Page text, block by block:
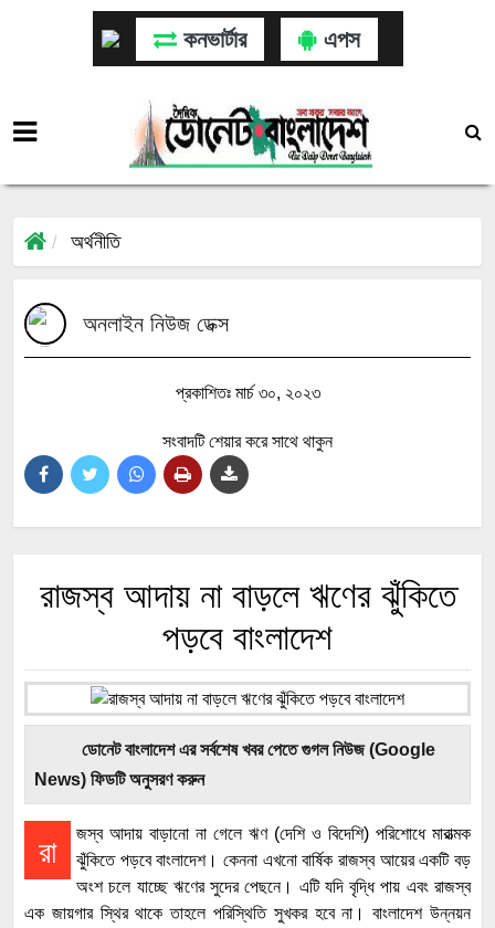
কনভার্টার এপস
অর্থনীতি
অনলাইন নিউজ ডেক্স
প্রকাশিতঃ মার্চ ৩০, ২০২৩
সংবাদটি শেয়ার করে সাথে থাকুন
রাজস্ব আদায় না বাড়লে ঋণের ঝুঁকিতে
পড়বে বাংলাদেশ
ডোনেট বাংলাদেশ এর সর্বশেষ খবর পেতে গুগল নিউজ (Google
News) ফিডটি অনুসরণ করুন
রা
জস্ব আদায় বাড়ানো না গেলে ঋণ (দেশি ও বিদেশি) পরিশোধে মারাত্মক
ঝুঁকিতে পড়বে বাংলাদেশ। কেননা এখনো বার্ষিক রাজস্ব আয়ের একটি বড়
অংশ চলে যাচ্ছে ঋণের সুদের পেছনে। এটি যদি বৃদ্ধি পায় এবং রাজস্ব
এক জায়গার স্থির থাকে তাহলে পরিস্থিতি সুখকর হবে না। বাংলাদেশ উন্নয়ন